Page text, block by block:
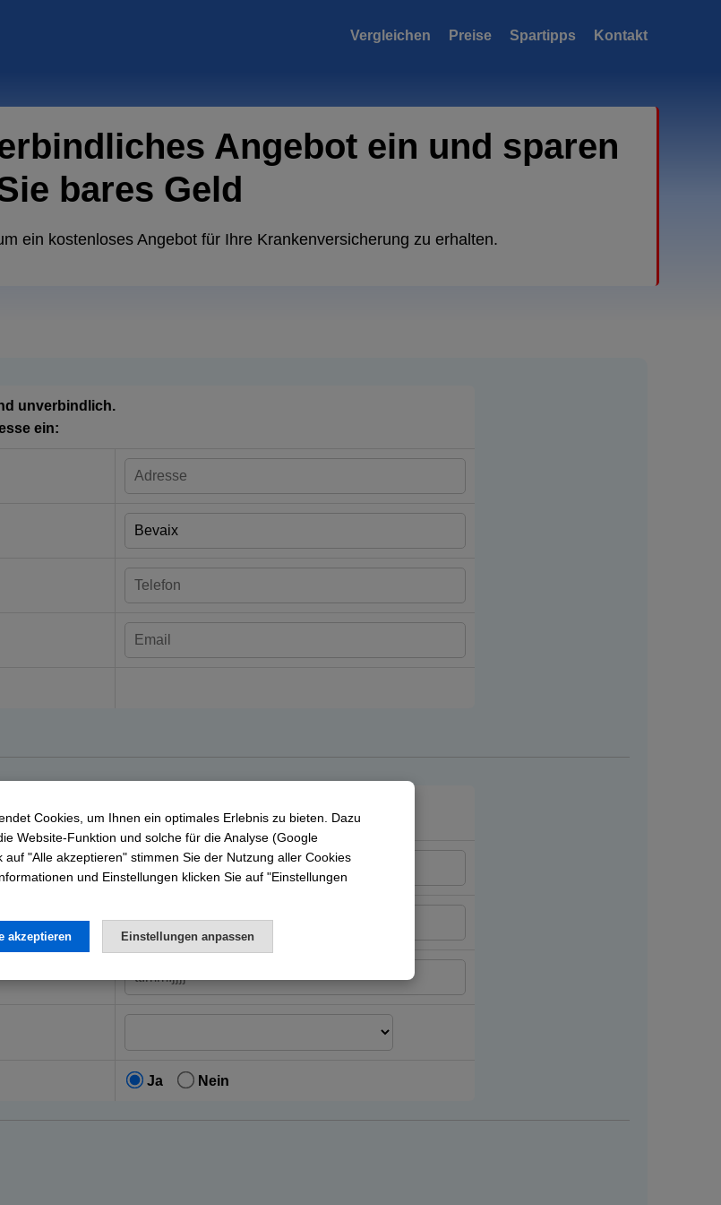
Vergleichen Preise Spartipps Kontakt
Angebot ein und sparen
bares Geld
ein kostenloses Angebot für Ihre Krankenversicherung zu erhalten.
unverbindlich.
ein:
Ja Nein
Cookies, um Ihnen ein optimales Erlebnis zu bieten. Dazu
Website-Funktion und solche für die Analyse (Google
auf "Alle akzeptieren" stimmen Sie der Nutzung aller Cookies
und Einstellungen klicken Sie auf "Einstellungen
akzeptieren Einstellungen anpassen